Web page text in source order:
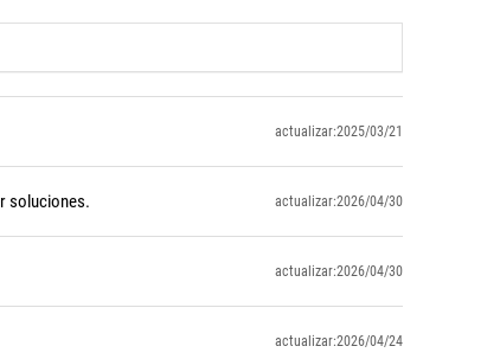
actualizar:2025/03/21
soluciones. actualizar:2026/04/30
actualizar:2026/04/30
actualizar:2026/04/24